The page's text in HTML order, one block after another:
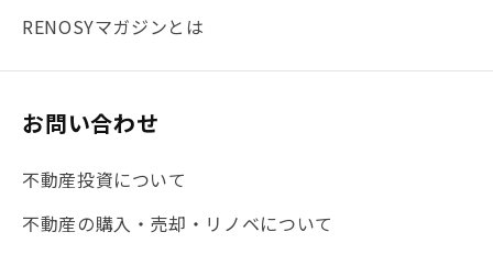
RENOSYマガジンとは
お問い合わせ
不動産投資について
不動産の購入・売却・リノベについて